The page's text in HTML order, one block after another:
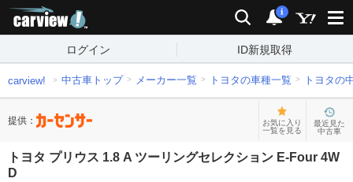
検索 通知
i
ログイン ID新規取得
carview! 中古車トップ メーカー一覧 トヨタの車種一覧 トヨタの
提供：
お気に入り
一覧を見る
最近見た
中古車
トヨタ プリウス 1.8 A ツーリングセレクション E-Four 4W
D